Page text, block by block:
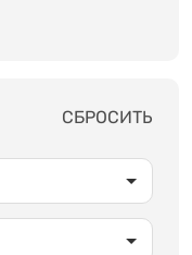
СБРОСИТЬ